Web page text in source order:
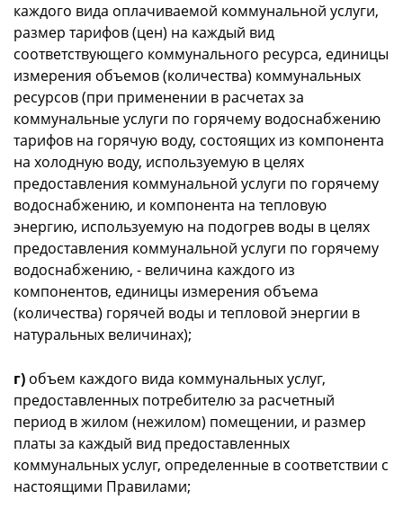
каждого вида оплачиваемой коммунальной услуги,
размер тарифов (цен) на каждый вид
соответствующего коммунального ресурса, единицы
измерения объемов (количества) коммунальных
ресурсов (при применении в расчетах за
коммунальные услуги по горячему водоснабжению
тарифов на горячую воду, состоящих из компонента
на холодную воду, используемую в целях
предоставления коммунальной услуги по горячему
водоснабжению, и компонента на тепловую
энергию, используемую на подогрев воды в целях
предоставления коммунальной услуги по горячему
водоснабжению, - величина каждого из
компонентов, единицы измерения объема
(количества) горячей воды и тепловой энергии в
натуральных величинах);
г) объем каждого вида коммунальных услуг,
предоставленных потребителю за расчетный
период в жилом (нежилом) помещении, и размер
платы за каждый вид предоставленных
коммунальных услуг, определенные в соответствии с
настоящими Правилами;